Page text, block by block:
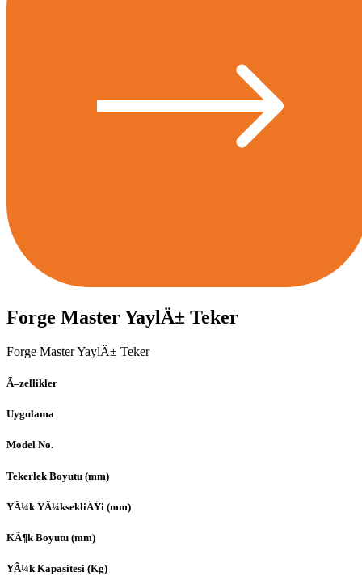
Forge Master YaylÄ± Teker
Forge Master YaylÄ± Teker
Ã–zellikler
Uygulama
Model No.
Tekerlek Boyutu (mm)
YÃ¼k YÃ¼ksekliÄŸi (mm)
KÃ¶k Boyutu (mm)
YÃ¼k Kapasitesi (Kg)